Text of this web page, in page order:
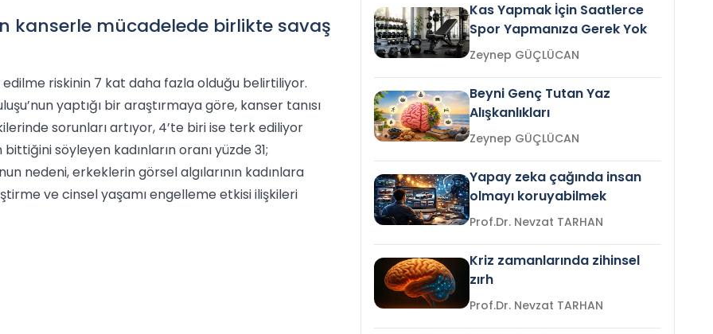
kanserle mücadelede birlikte savaş
edilme riskinin 7 kat daha fazla olduğu belirtiliyor.
yaptığı bir araştırmaya göre, kanser tanısı
sorunları artıyor, 4’te biri ise terk ediliyor
söyleyen kadınların oranı yüzde 31;
nedeni, erkeklerin görsel algılarının kadınlara
ve cinsel yaşamı engelleme etkisi ilişkileri
Kas Yapmak İçin Saatlerce
Spor Yapmanıza Gerek Yok
Zeynep GÜÇLÜCAN
Beyni Genç Tutan Yaz
Alışkanlıkları
Zeynep GÜÇLÜCAN
Yapay zeka çağında insan
olmayı koruyabilmek
Prof.Dr. Nevzat TARHAN
Kriz zamanlarında zihinsel
zırh
Prof.Dr. Nevzat TARHAN